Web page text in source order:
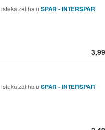
zaliha u SPAR - INTERSPAR
zaliha u SPAR - INTERSPAR